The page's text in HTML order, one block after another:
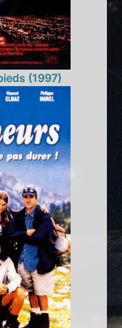
(1997)